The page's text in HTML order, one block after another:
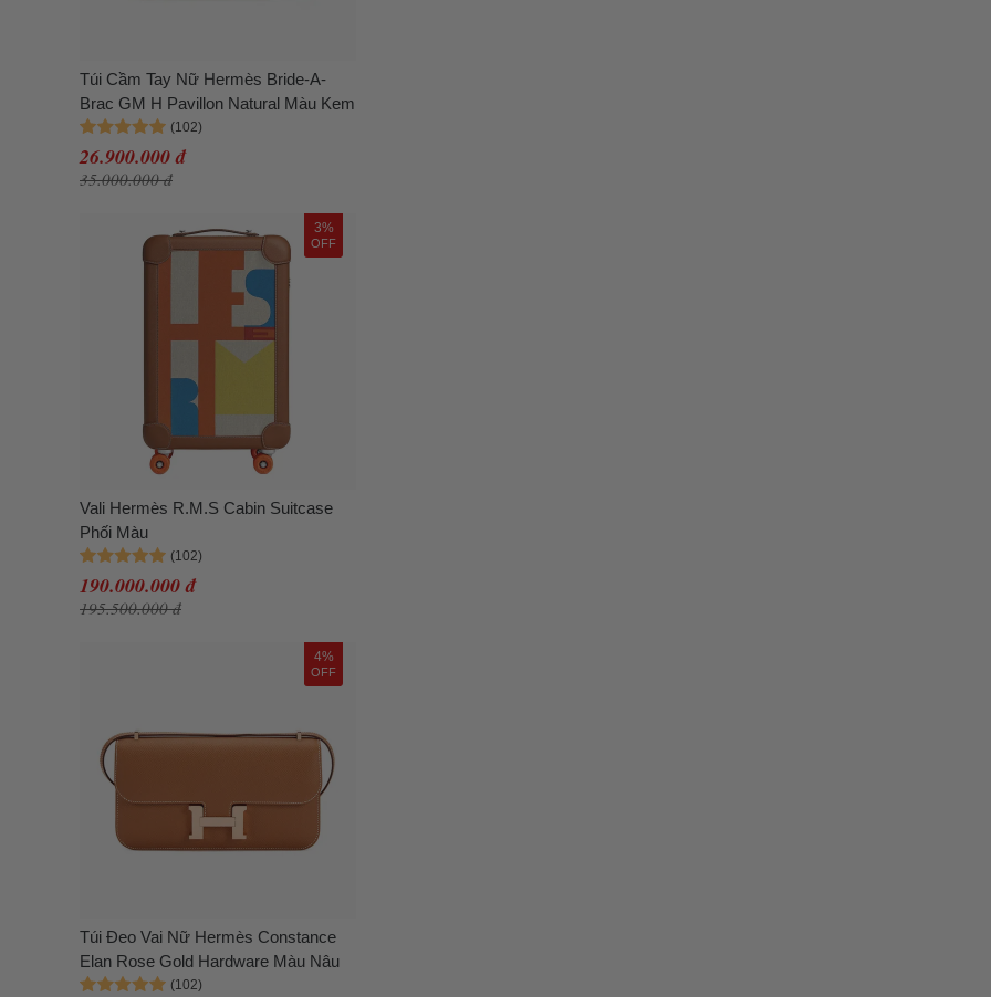
Túi Cầm Tay Nữ Hermès Bride-A-
Brac GM H Pavillon Natural Màu Kem
26.900.000 đ
35.000.000 đ
3%
OFF
Vali Hermès R.M.S Cabin Suitcase
Phối Màu
190.000.000 đ
195.500.000 đ
4%
OFF
Túi Đeo Vai Nữ Hermès Constance
Elan Rose Gold Hardware Màu Nâu